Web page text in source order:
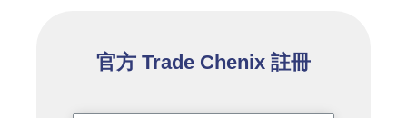
官方 Trade Chenix 註冊